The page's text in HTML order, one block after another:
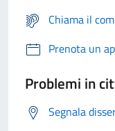
Chiama il
Prenota un
Problemi in
Segnala